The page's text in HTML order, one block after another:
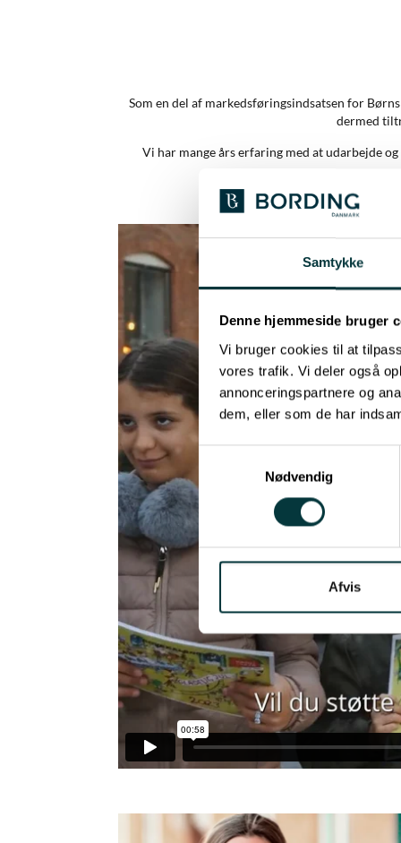
Samtykke
Denne hjemmeside bruger
Vi bruger cookies til at
vores trafik. Vi deler også
annonceringspartnere og
dem, eller som de har
Nødvendig
Afvis
Som en del af markedsføringsindsatsen for
dermed
Vi har mange års erfaring med at udarbejde